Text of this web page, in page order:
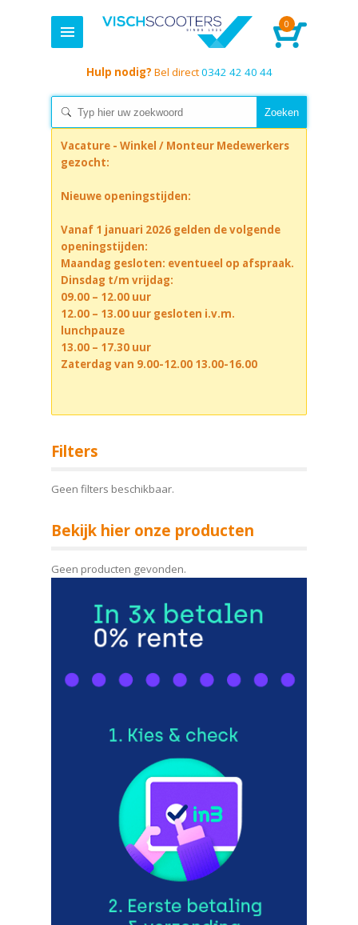
0
Hulp nodig? Bel direct0342 42 40 44
Vacature - Winkel / Monteur Medewerkers
gezocht:
Nieuwe openingstijden:
Vanaf 1 januari 2026 gelden de volgende
openingstijden:
Maandag gesloten: eventueel op afspraak.
Dinsdag t/m vrijdag:
09.00 – 12.00 uur
12.00 – 13.00 uur gesloten i.v.m.
lunchpauze
13.00 – 17.30 uur
Zaterdag van 9.00-12.00 13.00-16.00
Filters
Geen filters beschikbaar.
Bekijk hier onze producten
Geen producten gevonden.